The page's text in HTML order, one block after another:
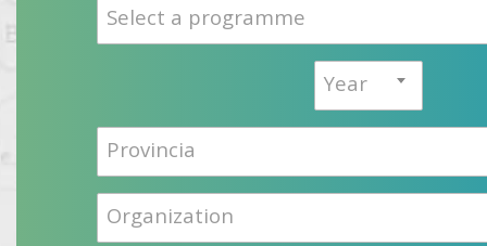
Select a programme
Year
Provincia
Organization